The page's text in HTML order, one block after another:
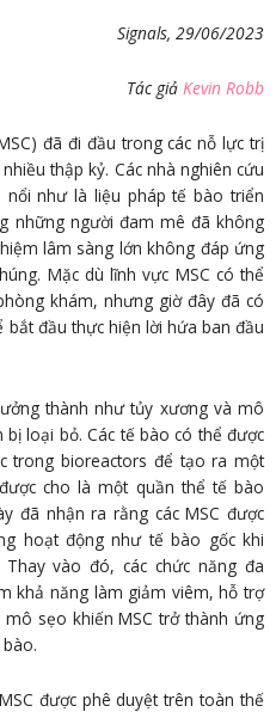
Signals, 29/06/2023
Tác giả Kevin Robb
đã đi đầu trong các nỗ lực trị
thập kỷ. Các nhà nghiên cứu
nổi như là liệu pháp tế bào triển
những người đam mê đã không
lâm sàng lớn không đáp ứng
Mặc dù lĩnh vực MSC có thể
khám, nhưng giờ đây đã có
bắt đầu thực hiện lời hứa ban đầu
thành như tủy xương và mô
loại bỏ. Các tế bào có thể được
trong bioreactors để tạo ra một
cho là một quần thể tế bào
đã nhận ra rằng các MSC được
hoạt động như tế bào gốc khi
vào đó, các chức năng đa
khả năng làm giảm viêm, hỗ trợ
sẹo khiến MSC trở thành ứng
được phê duyệt trên toàn thế